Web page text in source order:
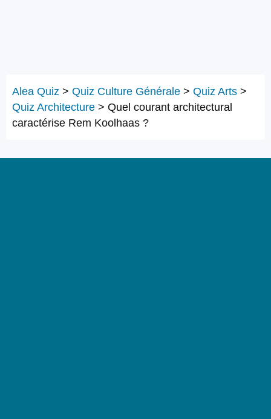
Alea Quiz > Quiz Culture Générale > Quiz Arts >
Quiz Architecture > Quel courant architectural
caractérise Rem Koolhaas ?